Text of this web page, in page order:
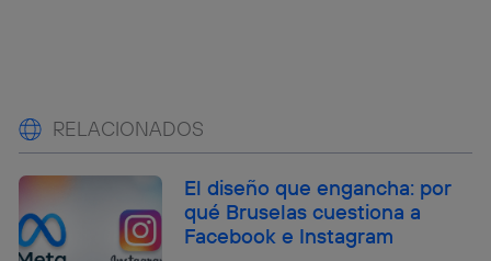
RELACIONADOS
El diseño que engancha: por
qué Bruselas cuestiona a
Facebook e Instagram